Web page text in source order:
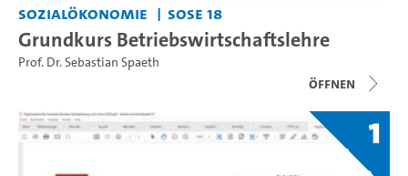
Sozialökonomie SoSe 18
Grundkurs Betriebswirtschaftslehre
Prof. Dr. Sebastian Spaeth
Öffnen
1